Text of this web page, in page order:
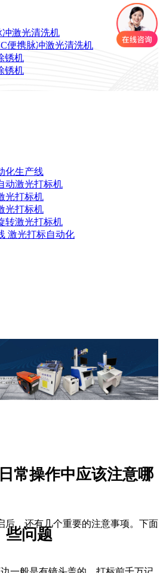
冲激光清洗机
便携脉冲激光清洗机
锈机
锈机
化生产线
动激光打标机
光打标机
光打标机
转激光打标机
激光打标自动化
常操作中应该注意哪
些问题
后，还有几个重要的注意事项。下面